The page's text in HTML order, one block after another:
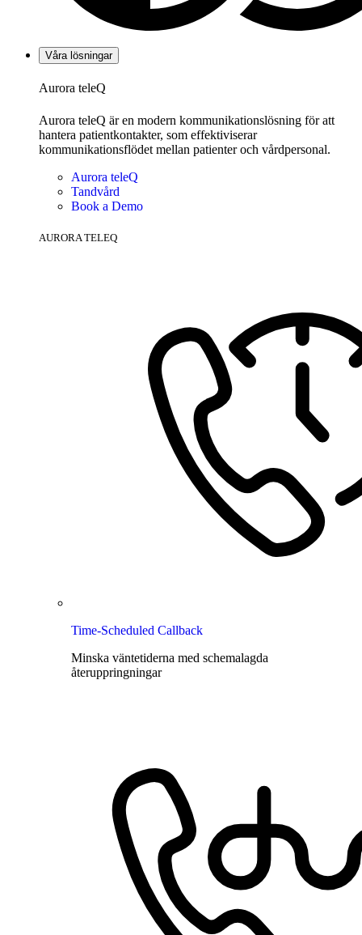
Våra lösningar
Aurora teleQ
Aurora teleQ är en modern kommunikationslösning för att
hantera patientkontakter, som effektiviserar
kommunikationsflödet mellan patienter och vårdpersonal.
Aurora teleQ
Tandvård
Book a Demo
AURORA TELEQ
Time-Scheduled Callback
Minska väntetiderna med schemalagda
återuppringningar